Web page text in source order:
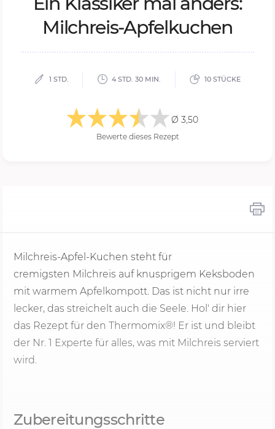
Milch­reis-Ap­fel­ku­chen
1 STD. 4 STD. 30 MIN. 10 STÜCKE
Ø 3,50
Bewerte dieses Rezept
Milchreis-Apfel-Kuchen steht für
cremigsten Milchreis auf knusprigem Keksboden
mit warmem Apfelkompott. Das ist nicht nur irre
lecker, das streichelt auch die Seele. Hol' dir hier
das Rezept für den Thermomix®! Er ist und bleibt
der Nr. 1 Experte für alles, was mit Milchreis serviert
wird.
Zubereitungsschritte